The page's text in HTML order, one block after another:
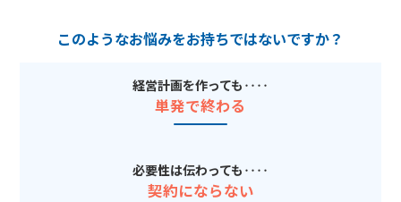
このようなお悩みをお持ちではないですか？
経営計画を作っても‥‥
単発で終わる
必要性は伝わっても‥‥
契約にならない